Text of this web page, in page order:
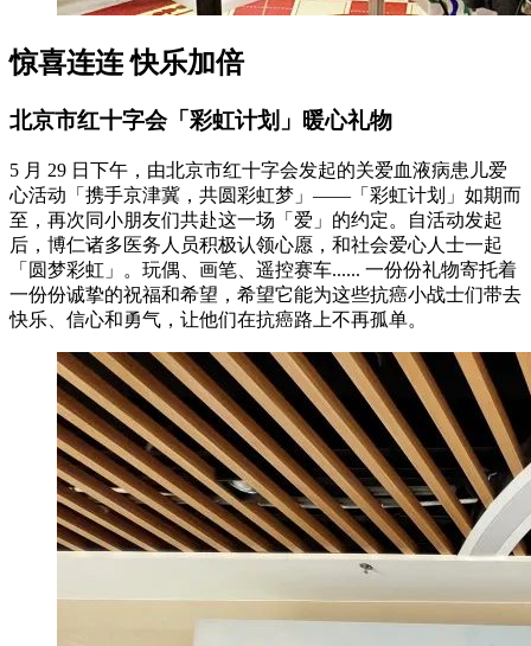
惊喜连连 快乐加倍
北京市红十字会「彩虹计划」暖心礼物
5 月 29 日下午，由北京市红十字会发起的关爱血液病患儿爱
心活动「携手京津冀，共圆彩虹梦」——「彩虹计划」如期而
至，再次同小朋友们共赴这一场「爱」的约定。自活动发起
后，博仁诸多医务人员积极认领心愿，和社会爱心人士一起
「圆梦彩虹」。玩偶、画笔、遥控赛车...... 一份份礼物寄托着
一份份诚挚的祝福和希望，希望它能为这些抗癌小战士们带去
快乐、信心和勇气，让他们在抗癌路上不再孤单。